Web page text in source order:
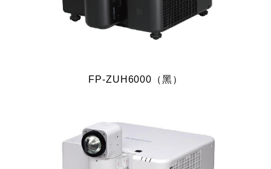
FP-ZUH6000（黑）